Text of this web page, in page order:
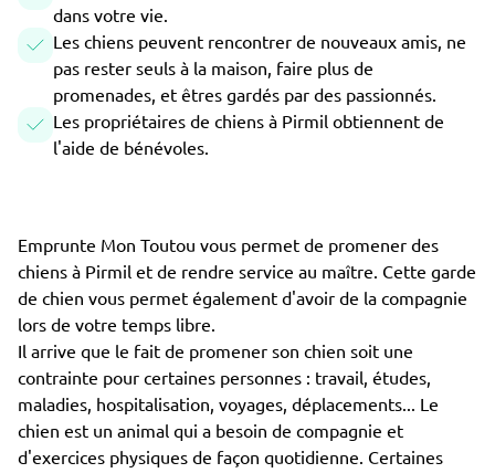
dans votre vie.
Les chiens peuvent rencontrer de nouveaux amis, ne
pas rester seuls à la maison, faire plus de
promenades, et êtres gardés par des passionnés.
Les propriétaires de chiens à Pirmil obtiennent de
l'aide de bénévoles.
Emprunte Mon Toutou vous permet de promener des
chiens à Pirmil et de rendre service au maître. Cette garde
de chien vous permet également d'avoir de la compagnie
lors de votre temps libre.
Il arrive que le fait de promener son chien soit une
contrainte pour certaines personnes : travail, études,
maladies, hospitalisation, voyages, déplacements... Le
chien est un animal qui a besoin de compagnie et
d'exercices physiques de façon quotidienne. Certaines